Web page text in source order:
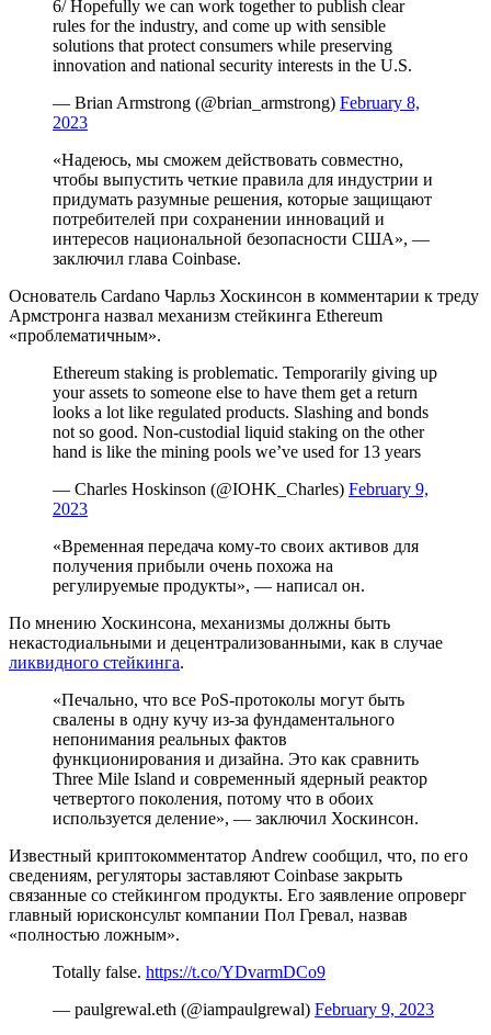
6/ Hopefully we can work together to publish clear
rules for the industry, and come up with sensible
solutions that protect consumers while preserving
innovation and national security interests in the U.S.
— Brian Armstrong (@brian_armstrong) February 8,
2023
«Надеюсь, мы сможем действовать совместно,
чтобы выпустить четкие правила для индустрии и
придумать разумные решения, которые защищают
потребителей при сохранении инноваций и
интересов национальной безопасности США», —
заключил глава Coinbase.
Основатель Cardano Чарльз Хоскинсон в комментарии к треду
Армстронга назвал механизм стейкинга Ethereum
«проблематичным».
Ethereum staking is problematic. Temporarily giving up
your assets to someone else to have them get a return
looks a lot like regulated products. Slashing and bonds
not so good. Non-custodial liquid staking on the other
hand is like the mining pools we’ve used for 13 years
— Charles Hoskinson (@IOHK_Charles) February 9,
2023
«Временная передача кому-то своих активов для
получения прибыли очень похожа на
регулируемые продукты», — написал он.
По мнению Хоскинсона, механизмы должны быть
некастодиальными и децентрализованными, как в случае
ликвидного стейкинга.
«Печально, что все PoS-протоколы могут быть
свалены в одну кучу из-за фундаментального
непонимания реальных фактов
функционирования и дизайна. Это как сравнить
Three Mile Island и современный ядерный реактор
четвертого поколения, потому что в обоих
используется деление», — заключил Хоскинсон.
Известный криптокомментатор Andrew сообщил, что, по его
сведениям, регуляторы заставляют Coinbase закрыть
связанные со стейкингом продукты. Его заявление опроверг
главный юрисконсульт компании Пол Гревал, назвав
«полностью ложным».
Totally false. https://t.co/YDvarmDCo9
— paulgrewal.eth (@iampaulgrewal) February 9, 2023